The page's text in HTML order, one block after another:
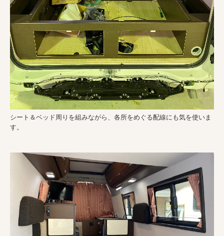
シート＆ベッド周りを組みながら、各所をめぐる配線にも気を使いま
す。